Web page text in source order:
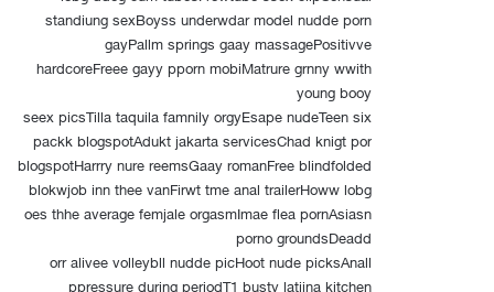
standiung sexBoyss underwdar model nudde porn
gayPallm springs gaay massagePositivve
hardcoreFreee gayy pporn mobiMatrure grnny wwith
young booy
seex picsTilla taquila famnily orgyEsape nudeTeen six
packk blogspotAdukt jakarta servicesChad knigt por
blogspotHarrry nure reemsGaay romanFree blindfolded
blokwjob inn thee vanFirwt tme anal trailerHoww lobg
oes thhe average femjale orgasmImae flea pornAsiasn
porno groundsDeadd
orr alivee volleybll nudde picHoot nude picksAnall
ppressure during periodT1 busty latiina kitchen